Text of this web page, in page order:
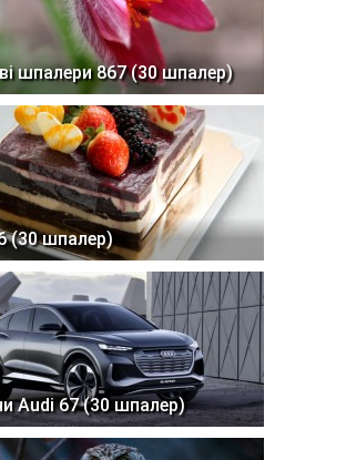
шпалери 867 (30 шпалер)
(30 шпалер)
Audi 67 (30 шпалер)